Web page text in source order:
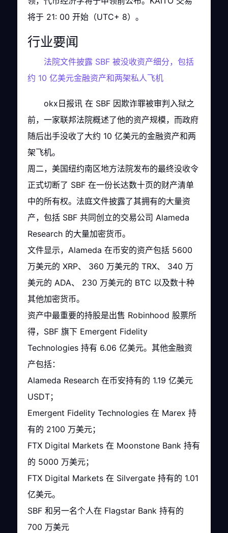
将于 21: 00 开始（UTC+ 8）。
行业要闻
法院文件披露 SBF 被没收资产细分，包括
约 10 亿美元金融资产和两架私人飞机
okx日报讯 在 SBF 因欺诈罪被审判入狱之
前，一家联邦法院概述了他的资产规模，而政府
随后出手没收了大约 10 亿美元的金融资产和两
架飞机。
周二，美国纽约南区地方法院发布的最终没收令
正式切断了 SBF 在一份长达数十页的财产清单
中的所有权。法庭文件披露了其拥有的大量资
产，包括 SBF 共同创立的交易公司 Alameda
Research 的大量加密货币。
文件显示，Alameda 在币安的资产包括 5600
万美元的 XRP、 360 万美元的 TRX、 340 万
美元的 ADA、 230 万美元的 BTC 以及数十种
其他加密货币。
资产中最重要的持股是出售 Robinhood 股票所
得，SBF 旗下 Emergent Fidelity
Technologies 持有 6.06 亿美元。其他金融资
产包括：
Alameda Research 在币安持有的 1.19 亿美元
USDT；
Emergent Fidelity Technologies 在 Marex 持
有的 2100 万美元；
FTX Digital Markets 在 Moonstone Bank 持有
的 5000 万美元；
FTX Digital Markets 在 Silvergate 持有的 1.01
亿美元。
SBF 和另一名个人在 Flagstar Bank 持有的
700 万美元